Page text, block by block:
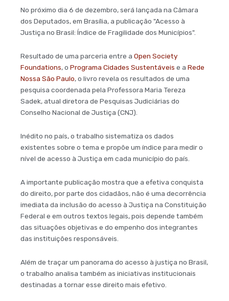
No próximo dia 6 de dezembro, será lançada na Câmara
dos Deputados, em Brasília, a publicação "Acesso à
Justiça no Brasil: Índice de Fragilidade dos Municípios".
Resultado de uma parceria entre a Open Society
Foundations, o Programa Cidades Sustentáveis e a Rede
Nossa São Paulo, o livro revela os resultados de uma
pesquisa coordenada pela Professora Maria Tereza
Sadek, atual diretora de Pesquisas Judiciárias do
Conselho Nacional de Justiça (CNJ).
Inédito no país, o trabalho sistematiza os dados
existentes sobre o tema e propõe um índice para medir o
nível de acesso à Justiça em cada município do país.
A importante publicação mostra que a efetiva conquista
do direito, por parte dos cidadãos, não é uma decorrência
imediata da inclusão do acesso à Justiça na Constituição
Federal e em outros textos legais, pois depende também
das situações objetivas e do empenho dos integrantes
das instituições responsáveis.
Além de traçar um panorama do acesso à justiça no Brasil,
o trabalho analisa também as iniciativas institucionais
destinadas a tornar esse direito mais efetivo.